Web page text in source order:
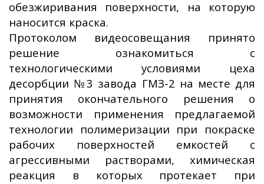
обезжиривания поверхности, на которую
наносится краска.
Протоколом видеосовещания принято
решение ознакомиться с
технологическими условиями цеха
десорбции №3 завода ГМЗ-2 на месте для
принятия окончательного решения о
возможности применения предлагаемой
технологии полимеризации при покраске
рабочих поверхностей емкостей с
агрессивными растворами, химическая
реакция в которых протекает при